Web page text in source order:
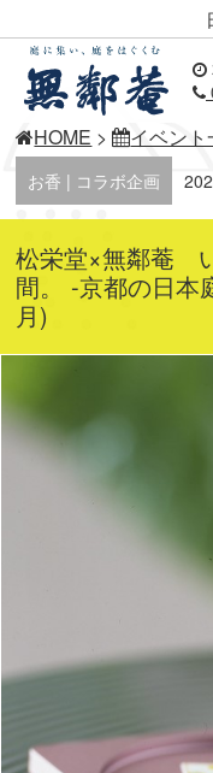
HOME > イベント
お香 | コラボ企画
松栄堂×無鄰菴
間。 -京都の日本
月)